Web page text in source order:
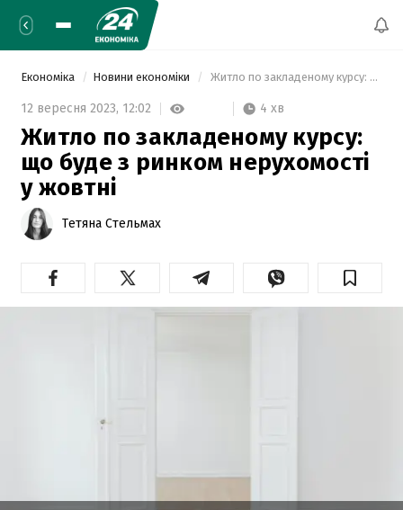
Економіка Новини економіки Житло по закладеному курсу: що буде з ринком нерухомості у жовтні
12 вересня 2023, 12:02 4 хв
Житло по закладеному курсу:
що буде з ринком нерухомості
у жовтні
Тетяна Стельмах